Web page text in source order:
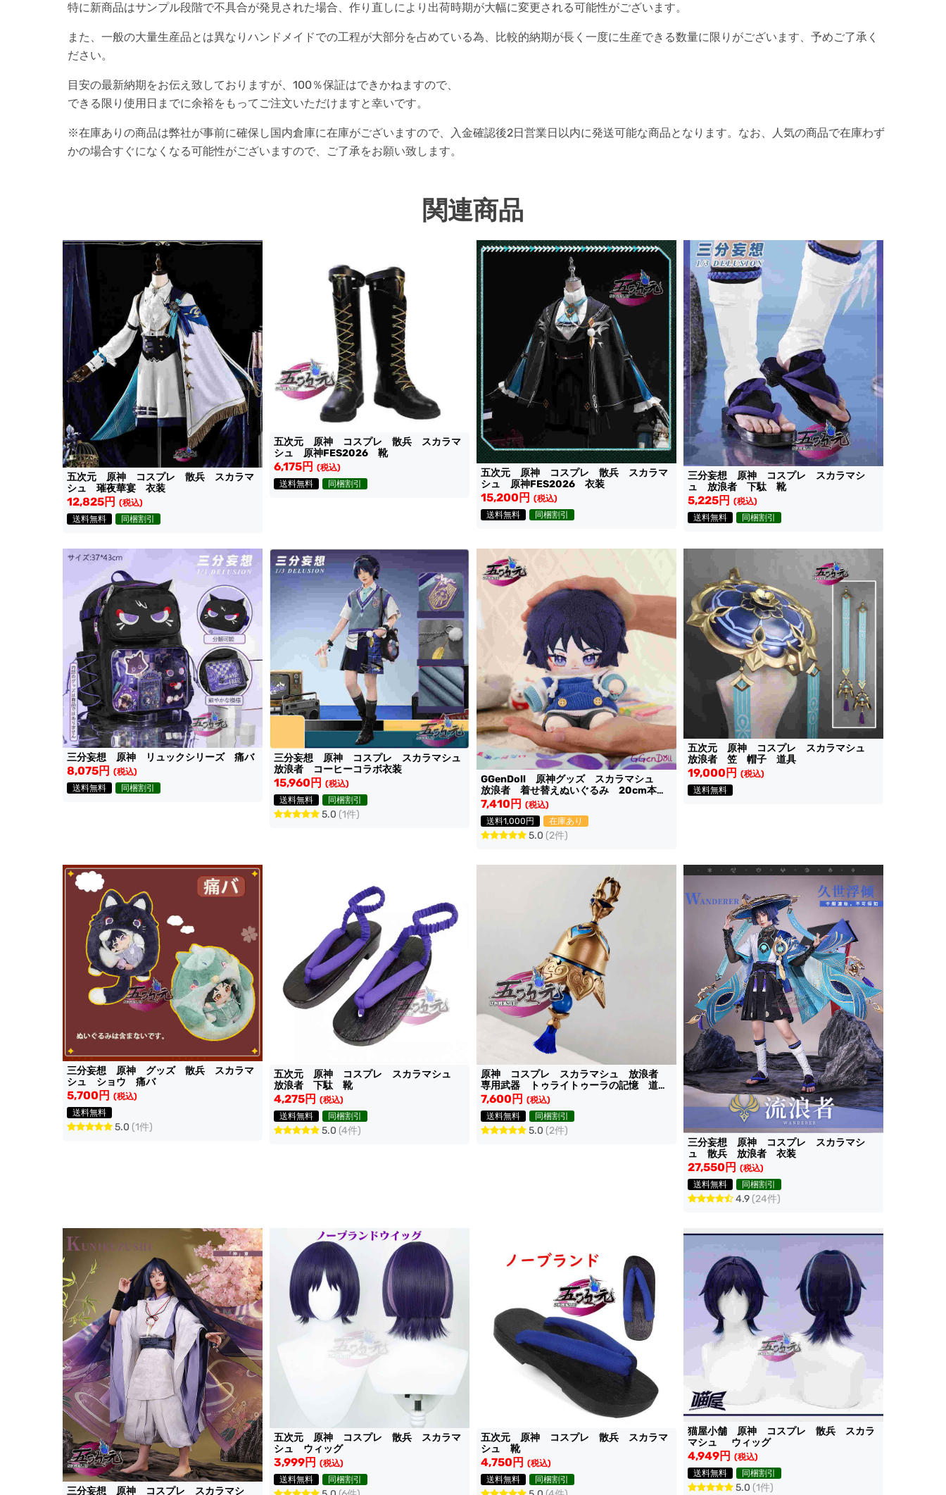
特に新商品はサンプル段階で不具合が発見された場合、作り直しにより出荷時期が大幅に変更される可能性がございます。
また、一般の大量生産品とは異なりハンドメイドでの工程が大部分を占めている為、比較的納期が長く一度に生産できる数量に限りがございます、予めご了承く
ださい。
目安の最新納期をお伝え致しておりますが、100％保証はできかねますので、
できる限り使用日までに余裕をもってご注文いただけますと幸いです。
※在庫ありの商品は弊社が事前に確保し国内倉庫に在庫がございますので、入金確認後2日営業日以内に発送可能な商品となります。なお、人気の商品で在庫わず
かの場合すぐになくなる可能性がございますので、ご了承をお願い致します。
関連商品
五次元 原神 コスプレ 散兵 スカラマ
シュ 璀夜華宴 衣装
12,825円 (税込)
送料無料
同梱割引
五次元 原神 コスプレ 散兵 スカラマ
シュ 原神FES2026 靴
6,175円 (税込)
送料無料
同梱割引
五次元 原神 コスプレ 散兵 スカラマ
シュ 原神FES2026 衣装
15,200円 (税込)
送料無料
同梱割引
三分妄想 原神 コスプレ スカラマシ
ュ 放浪者 下駄 靴
5,225円 (税込)
送料無料
同梱割引
三分妄想 原神 リュックシリーズ 痛バ
8,075円 (税込)
送料無料
同梱割引
三分妄想 原神 コスプレ スカラマシュ
放浪者 コーヒーコラボ衣装
15,960円 (税込)
送料無料
同梱割引
5.0 (1件)
GGenDoll 原神グッズ スカラマシュ
放浪者 着せ替えぬいぐるみ 20cm本体
＋衣装 セット
7,410円 (税込)
送料1,000円
在庫あり
5.0 (2件)
五次元 原神 コスプレ スカラマシュ
放浪者 笠 帽子 道具
19,000円 (税込)
送料無料
三分妄想 原神 グッズ 散兵 スカラマ
シュ ショウ 痛バ
5,700円 (税込)
送料無料
5.0 (1件)
五次元 原神 コスプレ スカラマシュ
放浪者 下駄 靴
4,275円 (税込)
送料無料
同梱割引
5.0 (4件)
原神 コスプレ スカラマシュ 放浪者
専用武器 トゥライトゥーラの記憶 道
具
7,600円 (税込)
送料無料
同梱割引
5.0 (2件)
三分妄想 原神 コスプレ スカラマシ
ュ 散兵 放浪者 衣装
27,550円 (税込)
送料無料
同梱割引
4.9 (24件)
三分妄想 原神 コスプレ スカラマシ
五次元 原神 コスプレ 散兵 スカラマ
シュ ウィッグ
3,999円 (税込)
送料無料
同梱割引
五次元 原神 コスプレ 散兵 スカラマ
シュ 靴
4,750円 (税込)
送料無料
同梱割引
猫屋小舗 原神 コスプレ 散兵 スカラ
マシュ ウィッグ
4,949円 (税込)
送料無料
同梱割引
5.0 (1件)